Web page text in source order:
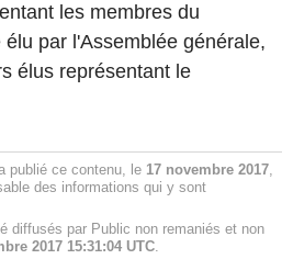
les membres du
par l'Assemblée générale,
élus représentant le
publié ce contenu, le 17 novembre 2017,
des informations qui y sont
diffusés par Public non remaniés et non
2017 15:31:04 UTC.